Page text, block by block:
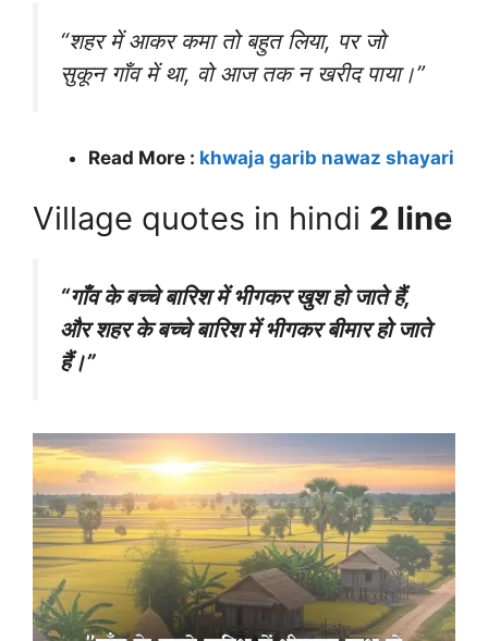
“शहर में आकर कमा तो बहुत लिया, पर जो
सुकून गाँव में था, वो आज तक न खरीद पाया।”
Read More : khwaja garib nawaz shayari
Village quotes in hindi 2 line
“गाँव के बच्चे बारिश में भीगकर खुश हो जाते हैं,
और शहर के बच्चे बारिश में भीगकर बीमार हो जाते
हैं।”